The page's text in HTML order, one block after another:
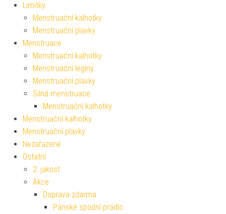
Limitky
Menstruační kalhotky
Menstruační plavky
Menstruace
Menstruační kalhotky
Menstruační legíny
Menstruační plavky
Silná menstruace
Menstruační kalhotky
Menstruační kalhotky
Menstruační plavky
Nezařazené
Ostatní
2. jakost
Akce
Doprava zdarma
Pánské spodní prádlo